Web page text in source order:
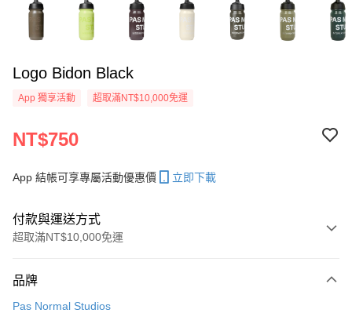
Logo Bidon Black
App 獨享活動 超取滿NT$10,000免運
NT$750
App 結帳可享專屬活動優惠價 立即下載
付款與運送方式
超取滿NT$10,000免運
信用卡一次付款
品牌
Pas Normal Studios